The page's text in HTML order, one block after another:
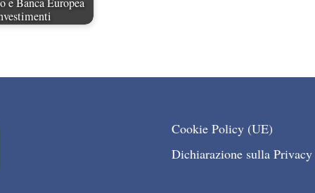
e Banca Europea
Cookie Policy (UE)
Dichiarazione sulla